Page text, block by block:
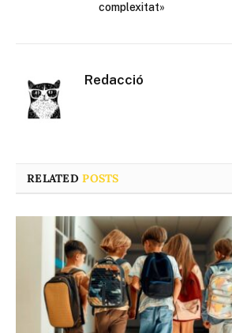
complexitat»
Redacció
RELATEDPOSTS